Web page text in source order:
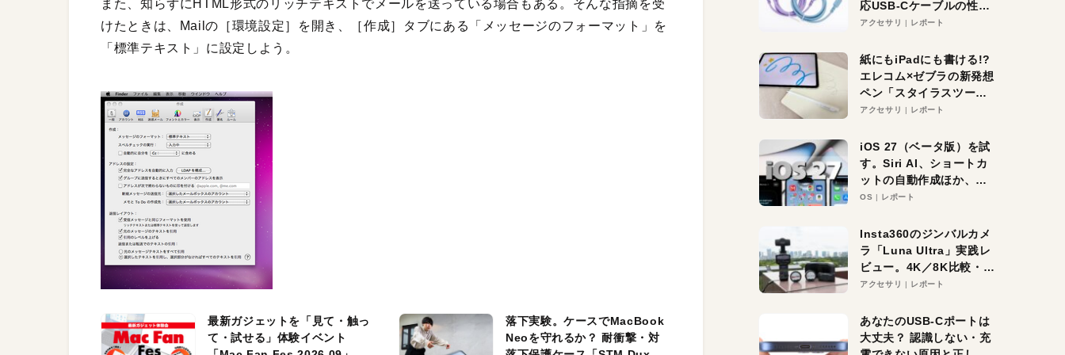
また、知らずにHTML形式のリッチテキストでメールを送っている場合もある。そんな指摘を受
けたときは、Mailの［環境設定］を開き、［作成］タブにある「メッセージのフォーマット」を
「標準テキスト」に設定しよう。
最新ガジェットを「見て・触っ
て・試せる」体験イベント
落下実験。ケースでMacBook
Neoを守れるか？ 耐衝撃・対
応USB-Cケーブルの性能
を検証。超コスパの1本を
アクセサリ レポート
紙にもiPadにも書ける!?
エレコム×ゼブラの新発想
ペン「スタイラスツーウ
ェイ」レビュー。持ち替
アクセサリ レポート
iOS 27（ベータ版）を試
す。Siri AI、ショートカ
ットの自動作成ほか、期
待大の便利機能5選。
る未来はすぐそこ！
OS レポート
Insta360のジンバルカメ
ラ「Luna Ultra」実践レ
ビュー。4K／8K比較・ズ
ーム・夜間撮影をチェッ
アクセサリ レポート
あなたのUSB-Cポートは
大丈夫？ 認識しない・充